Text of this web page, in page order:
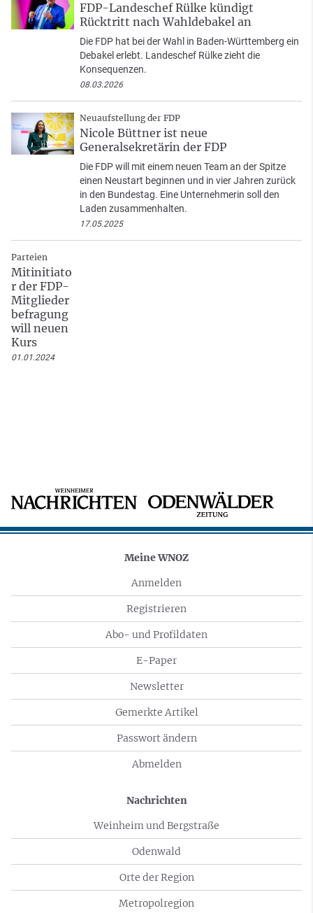
FDP-Landeschef Rülke kündigt
Rücktritt nach Wahldebakel an
Die FDP hat bei der Wahl in Baden-Württemberg ein
Debakel erlebt. Landeschef Rülke zieht die
Konsequenzen.
08.03.2026
Neuaufstellung der FDP
Nicole Büttner ist neue
Generalsekretärin der FDP
Die FDP will mit einem neuen Team an der Spitze
einen Neustart beginnen und in vier Jahren zurück
in den Bundestag. Eine Unternehmerin soll den
Laden zusammenhalten.
17.05.2025
Parteien
Mitinitiato
r der FDP-
Mitglieder
befragung
will neuen
Kurs
01.01.2024
Meine WNOZ
Anmelden
Registrieren
Abo- und Profildaten
E-Paper
Newsletter
Gemerkte Artikel
Passwort ändern
Abmelden
Nachrichten
Weinheim und Bergstraße
Odenwald
Orte der Region
Metropolregion